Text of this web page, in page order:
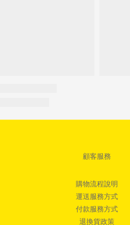
顧客服務
購物流程說明
運送服務方式
付款服務方式
退換貨政策